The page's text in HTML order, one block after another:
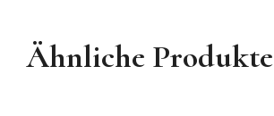
Ähnliche Produkte